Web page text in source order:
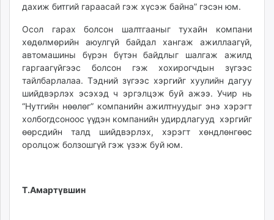
unegui.mn
assa.mn
toim.mn
tac.mn
paparazzi.mn
unread.today
дахиж битгий гараасай гэж хүсэж байна” гэсэн юм.
Осол гарах болсон шал­тгааныг тухайн компани
хөдөл­мөрийн аюулгүй байдал хангаж ажиллаагүй,
автомашины бүрэн бүтэн байдлыг шалгаж ажилд
гаргаагүйгээс болсон гэж хохирогчдын зүгээс
тайлбарлалаа. Тэдний зүгээс хэргийг хуулийн дагуу
шийдвэрлэх эсэхэд ч эргэлцэж буй ажээ. Учир нь
“Нутгийн нөөлөг” компанийн ажилтнуудыг энэ хэрэгт
холбогдсоноос үүдэн компанийн удирдлагууд хэргийг
өөрсдийн талд шийдвэрлэх, хэрэгт хөндлөнгөөс
оролцож болзошгүй гэж үзэж буй юм.
Т.Амартүвшин